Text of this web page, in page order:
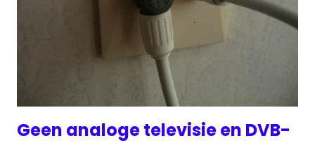
Geen analoge televisie en DVB-